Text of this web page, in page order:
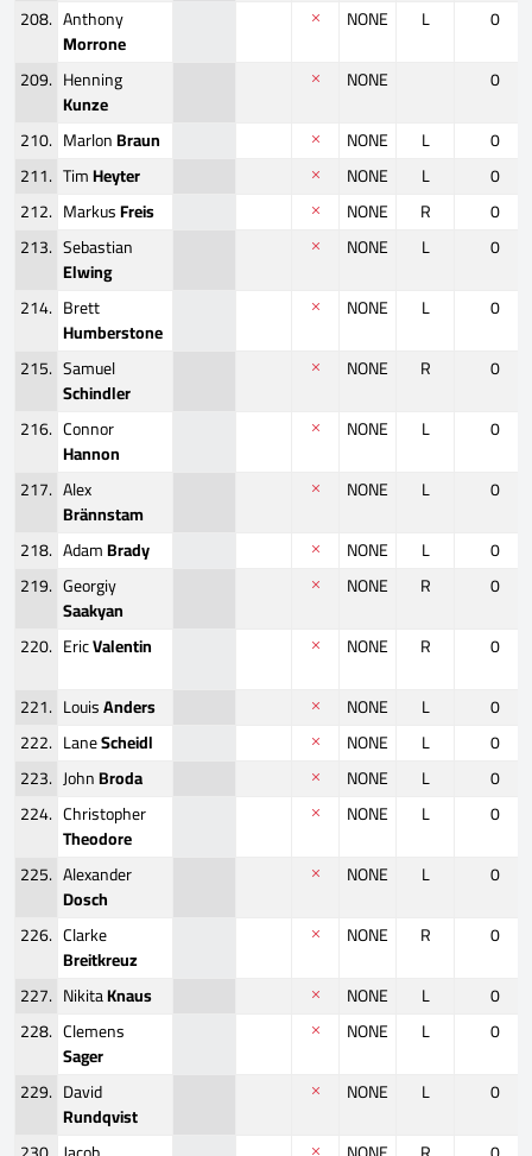
208. Anthony
Morrone
NONE L
0
209. Henning
Kunze
NONE
0
210. MarlonBraun NONE L
0
211. TimHeyter NONE L
0
212. MarkusFreis NONE R
0
213. Sebastian
Elwing
NONE L
0
214. Brett
Humberstone
NONE L
0
215. Samuel
Schindler
NONE R
0
216. Connor
Hannon
NONE L
0
217. Alex
Brännstam
NONE L
0
218. AdamBrady NONE L
0
219. Georgiy
Saakyan
NONE R
0
220. EricValentin NONE R
0
221. LouisAnders NONE L
0
222. LaneScheidl NONE L
0
223. JohnBroda NONE L
0
224. Christopher
Theodore
NONE L
0
225. Alexander
Dosch
NONE L
0
226. Clarke
Breitkreuz
NONE R
0
227. NikitaKnaus NONE L
0
228. Clemens
Sager
NONE L
0
229. David
Rundqvist
NONE L
0